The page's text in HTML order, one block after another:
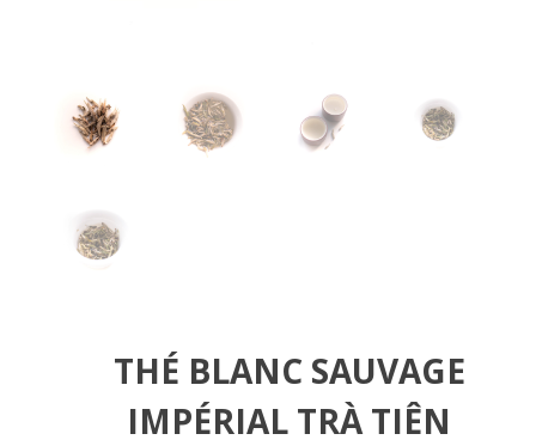
THÉ BLANC SAUVAGE
IMPÉRIAL TRÀ TIÊN